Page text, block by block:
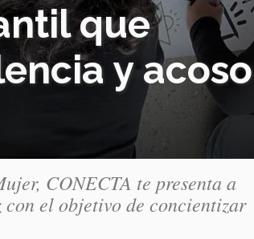
que
y acoso
CONECTA te presenta a
el objetivo de concientizar